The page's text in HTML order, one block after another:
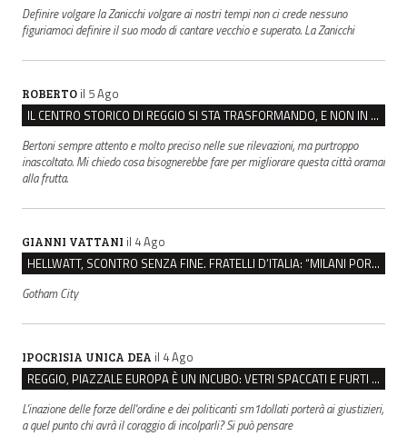
Definire volgare la Zanicchi volgare ai nostri tempi non ci crede nessuno
figuriamoci definire il suo modo di cantare vecchio e superato. La Zanicchi
ROBERTO il 5 Ago
IL CENTRO STORICO DI REGGIO SI STA TRASFORMANDO, E NON IN MEGLIO
Bertoni sempre attento e molto preciso nelle sue rilevazioni, ma purtroppo
inascoltato. Mi chiedo cosa bisognerebbe fare per migliorare questa città oramai
alla frutta.
GIANNI VATTANI il 4 Ago
HELLWATT, SCONTRO SENZA FINE. FRATELLI D’ITALIA: “MILANI PORTA DOCUMENTI, DE FRANCO INSULTI”
Gotham City
IPOCRISIA UNICA DEA il 4 Ago
REGGIO, PIAZZALE EUROPA È UN INCUBO: VETRI SPACCATI E FURTI SULLE AUTO IN SOSTA
L'inazione delle forze dell'ordine e dei politicanti sm1dollati porterà ai giustizieri,
a quel punto chi avrà il coraggio di incolparli? Si può pensare